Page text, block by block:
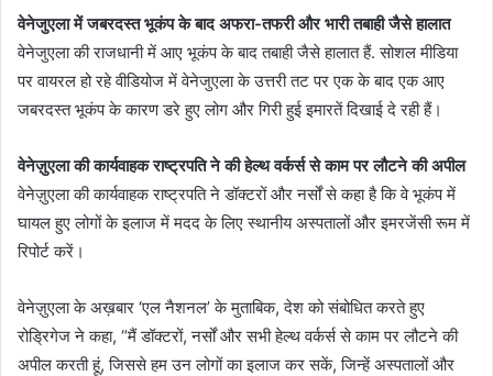
वेनेजुएला में जबरदस्त भूकंप के बाद अफरा-तफरी और भारी तबाही जैसे हालात
वेनेजुएला की राजधानी में आए भूकंप के बाद तबाही जैसे हालात हैं. सोशल मीडिया
पर वायरल हो रहे वीडियोज में वेनेजुएला के उत्तरी तट पर एक के बाद एक आए
जबरदस्त भूकंप के कारण डरे हुए लोग और गिरी हुई इमारतें दिखाई दे रही हैं।
वेनेज़ुएला की कार्यवाहक राष्ट्रपति ने की हेल्थ वर्कर्स से काम पर लौटने की अपील
वेनेज़ुएला की कार्यवाहक राष्ट्रपति ने डॉक्टरों और नर्सों से कहा है कि वे भूकंप में
घायल हुए लोगों के इलाज में मदद के लिए स्थानीय अस्पतालों और इमरजेंसी रूम में
रिपोर्ट करें।
वेनेज़ुएला के अख़बार ‘एल नैशनल’ के मुताबिक, देश को संबोधित करते हुए
रोड्रिगेज ने कहा, “मैं डॉक्टरों, नर्सों और सभी हेल्थ वर्कर्स से काम पर लौटने की
अपील करती हूं, जिससे हम उन लोगों का इलाज कर सकें, जिन्हें अस्पतालों और